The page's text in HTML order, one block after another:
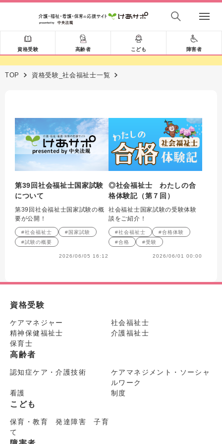
資格受験 高齢者 こども 障害者
TOP 資格受験_社会福祉士一覧
第39回社会福祉士国家試験
について
第39回社会福祉士国家試験の概
要が公開！
#社会福祉士
#国家試験
#試験の概要
2026/06/05 16:12
◎社会福祉士 わたしの合
格体験記（第７回）
社会福祉士国家試験の受験体験
談をご紹介！
#社会福祉士
#合格体験
#合格
#受験
2026/06/01 00:00
資格受験
ケアマネジャー
社会福祉士
精神保健福祉士
介護福祉士
保育士
高齢者
認知症ケア・介護技術
ケアマネジメント・ソーシャ
ルワーク
看護
制度
こども
保育・教育 発達障害 子育
て